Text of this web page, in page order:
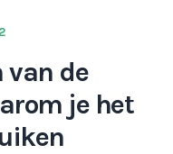
van de
je het